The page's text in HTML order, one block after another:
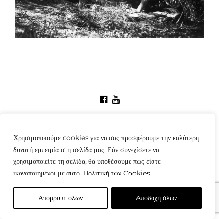
Χρησιμοποιούμε cookies για να σας προσφέρουμε την καλύτερη
δυνατή εμπειρία στη σελίδα μας. Εάν συνεχίσετε να
χρησιμοποιείτε τη σελίδα, θα υποθέσουμε πως είστε
ικανοποιημένοι με αυτό. Πολιτική των Cookies
Απόρριψη όλων Aποδοχή όλων
© Copyright: www.fotografes.gr - Δαμιανός Μωραΐτης